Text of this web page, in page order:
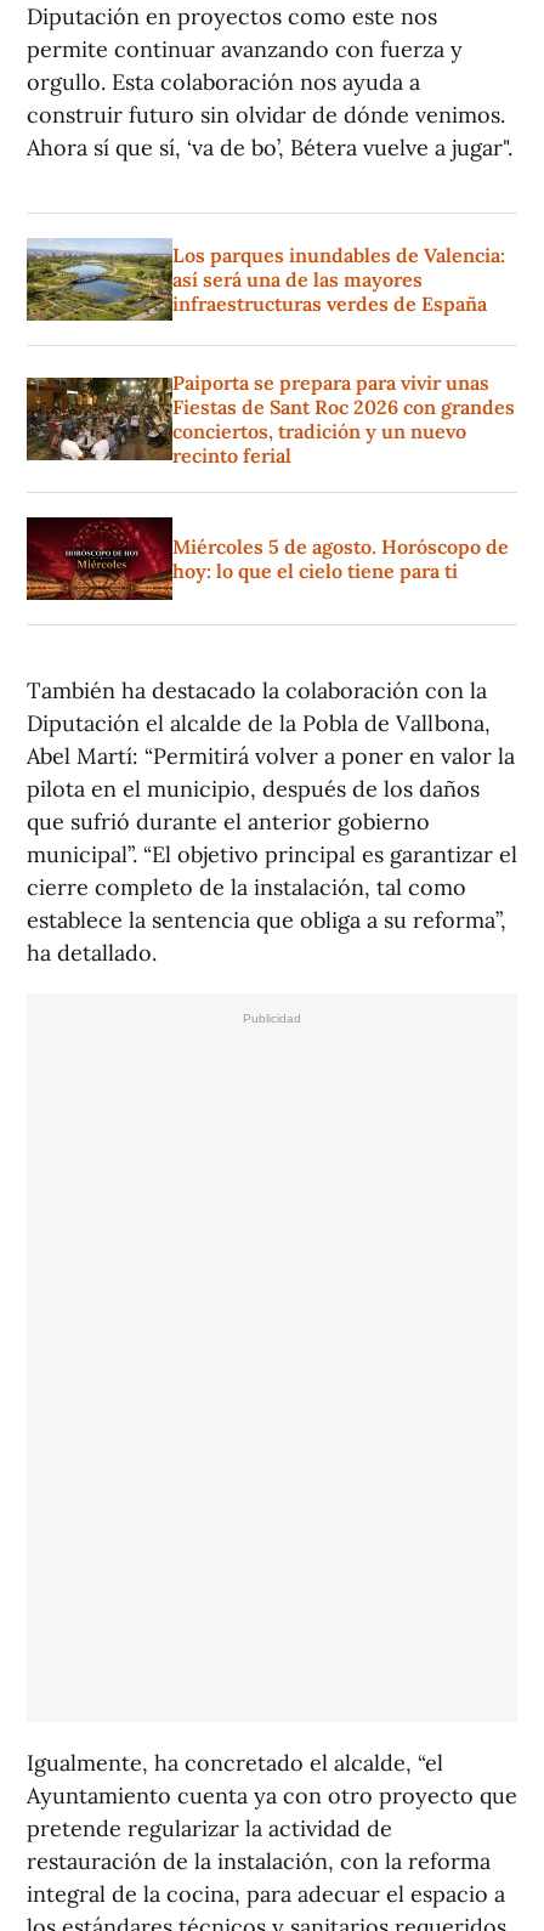
Diputación en proyectos como este nos
permite continuar avanzando con fuerza y
orgullo. Esta colaboración nos ayuda a
construir futuro sin olvidar de dónde venimos.
Ahora sí que sí, ‘va de bo’, Bétera vuelve a jugar".
Los parques inundables de Valencia:
así será una de las mayores
infraestructuras verdes de España
Paiporta se prepara para vivir unas
Fiestas de Sant Roc 2026 con grandes
conciertos, tradición y un nuevo
recinto ferial
Miércoles 5 de agosto. Horóscopo de
hoy: lo que el cielo tiene para ti
También ha destacado la colaboración con la
Diputación el alcalde de la Pobla de Vallbona,
Abel Martí: “Permitirá volver a poner en valor la
pilota en el municipio, después de los daños
que sufrió durante el anterior gobierno
municipal”. “El objetivo principal es garantizar el
cierre completo de la instalación, tal como
establece la sentencia que obliga a su reforma”,
ha detallado.
Igualmente, ha concretado el alcalde, “el
Ayuntamiento cuenta ya con otro proyecto que
pretende regularizar la actividad de
restauración de la instalación, con la reforma
integral de la cocina, para adecuar el espacio a